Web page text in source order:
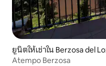
ยูนิตให้เช่าใน Berzosa del
Atempo Berzosa